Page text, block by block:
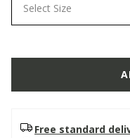
Select Size
Free standard